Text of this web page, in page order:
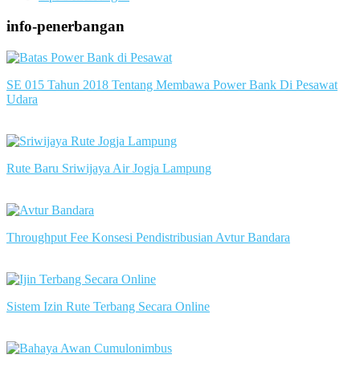
info-penerbangan
SE 015 Tahun 2018 Tentang Membawa Power Bank Di Pesawat
Udara
Rute Baru Sriwijaya Air Jogja Lampung
Throughput Fee Konsesi Pendistribusian Avtur Bandara
Sistem Izin Rute Terbang Secara Online